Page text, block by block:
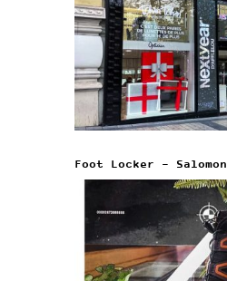
Foot Locker – Salomon